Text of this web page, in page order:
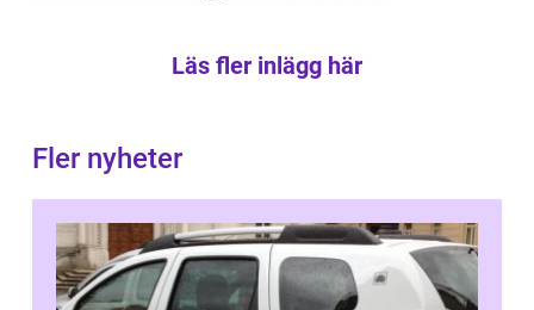
Läs fler inlägg här
Fler nyheter